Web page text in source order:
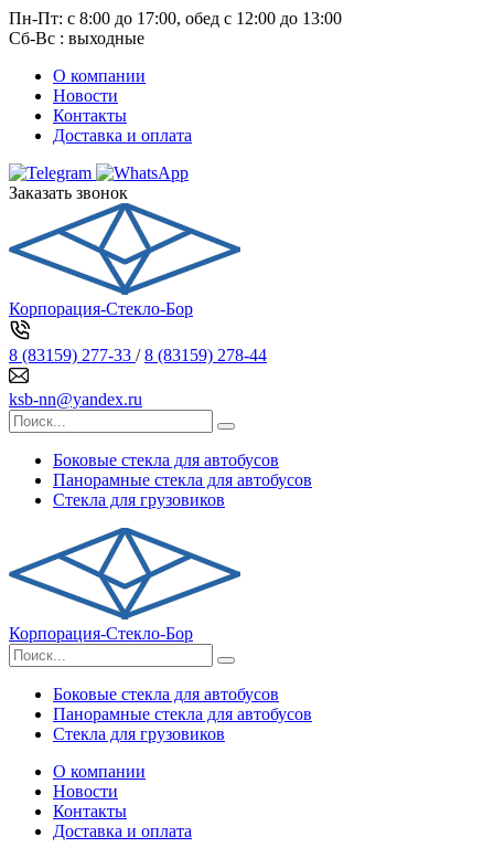
Пн-Пт: с 8:00 до 17:00, обед с 12:00 до 13:00
Сб-Вс : выходные
О компании
Новости
Контакты
Доставка и оплата
Заказать звонок
Корпорация-Стекло-Бор
8 (83159) 277-33 /8 (83159) 278-44
ksb-nn@yandex.ru
Боковые стекла для автобусов
Панорамные стекла для автобусов
Стекла для грузовиков
Корпорация-Стекло-Бор
Боковые стекла для автобусов
Панорамные стекла для автобусов
Стекла для грузовиков
О компании
Новости
Контакты
Доставка и оплата